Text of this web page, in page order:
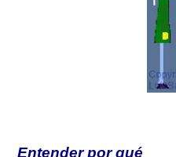
Entender por qué